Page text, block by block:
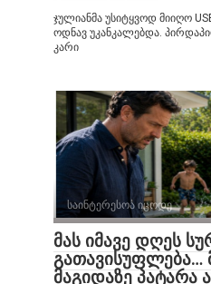
ჯულიანმა უსიტყვოდ მიიღო
ოდნავ უკანკალებდა.
კარი
საინტერესოა იცოდე
მას იმავე დღეს
გათავისუფლება…
მაგიდაზე პატარა